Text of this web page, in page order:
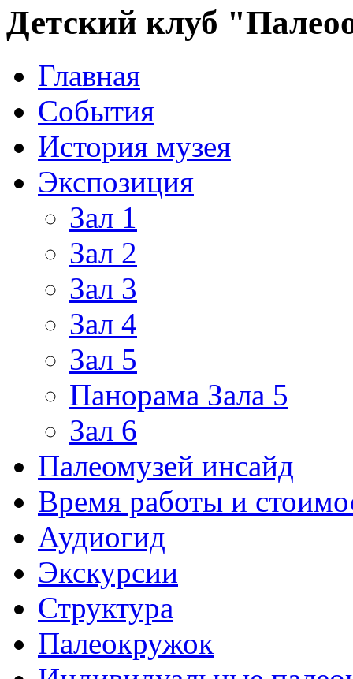
Детский клуб
Главная
События
История музея
Экспозиция
Зал 1
Зал 2
Зал 3
Зал 4
Зал 5
Панорама Зала 5
Зал 6
Палеомузей инсайд
Время работы и
Аудиогид
Экскурсии
Структура
Палеокружок